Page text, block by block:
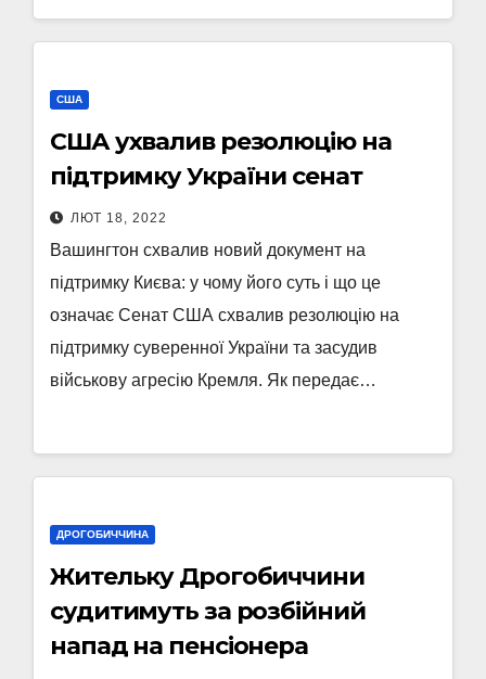
США
США ухвалив резолюцію на
підтримку України сенат
ЛЮТ 18, 2022
Вашингтон схвалив новий документ на
підтримку Києва: у чому його суть і що це
означає Сенат США схвалив резолюцію на
підтримку суверенної України та засудив
військову агресію Кремля. Як передає…
ДРОГОБИЧЧИНА
Жительку Дрогобиччини
судитимуть за розбійний
напад на пенсіонера